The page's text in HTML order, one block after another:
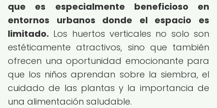
que es especialmente beneficioso en
entornos urbanos donde el espacio es
limitado. Los huertos verticales no solo son
estéticamente atractivos, sino que también
ofrecen una oportunidad emocionante para
que los niños aprendan sobre la siembra, el
cuidado de las plantas y la importancia de
una alimentación saludable.